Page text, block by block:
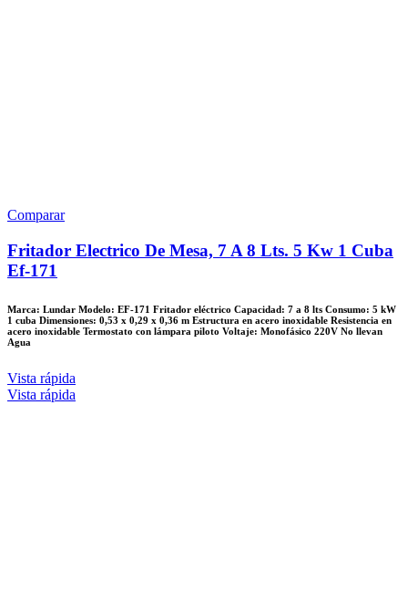
Comparar
Fritador Electrico De Mesa, 7 A 8 Lts. 5 Kw 1 Cuba
Ef-171
Marca: Lundar Modelo: EF-171 Fritador eléctrico Capacidad: 7 a 8 lts Consumo: 5 kW
1 cuba Dimensiones: 0,53 x 0,29 x 0,36 m Estructura en acero inoxidable Resistencia en
acero inoxidable Termostato con lámpara piloto Voltaje: Monofásico 220V No llevan
Agua
Vista rápida
Vista rápida